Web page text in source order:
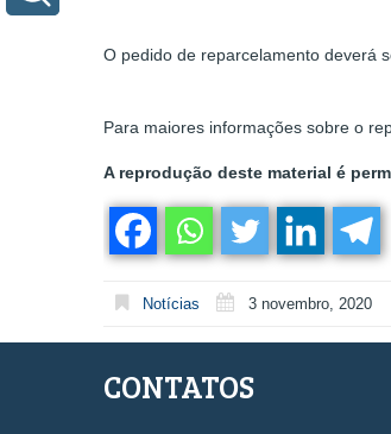
O pedido de reparcelamento deverá
Para maiores informações sobre o
A reprodução deste material é
Notícias 3 novembro, 2020
CONTATOS